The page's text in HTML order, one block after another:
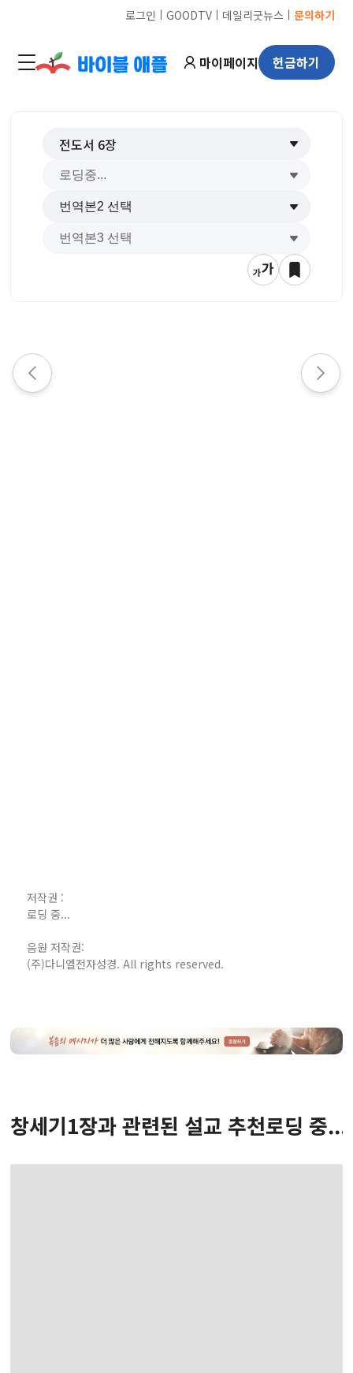
로그인 ㅣ GOODTVㅣ 데일리굿뉴스 ㅣ 문의하기
마이페이지 헌금하기
전도서 6장
저작권 :
로딩 중...
음원 저작권:
(주)다니엘전자성경. All rights reserved.
창세기1장과 관련된 설교 추천로딩 중...